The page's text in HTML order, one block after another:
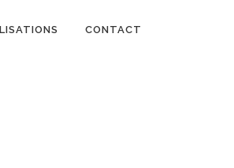
CONTACT